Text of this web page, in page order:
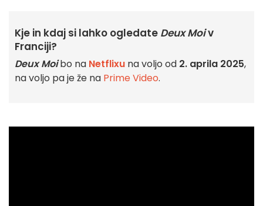
Kje in kdaj si lahko ogledate Deux Moiv
Franciji?
Deux Moibo na Netflixu na voljo od 2. aprila 2025,
na voljo pa je že na Prime Video.